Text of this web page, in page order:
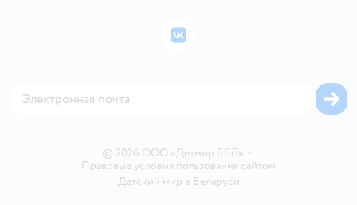
Политика использования файлов cookie
Бонусные карты
© 2026 ООО «Детмир БЕЛ» •
Правовые условия пользования сайтом
Детский мир в Беларуси
ВКонтакте